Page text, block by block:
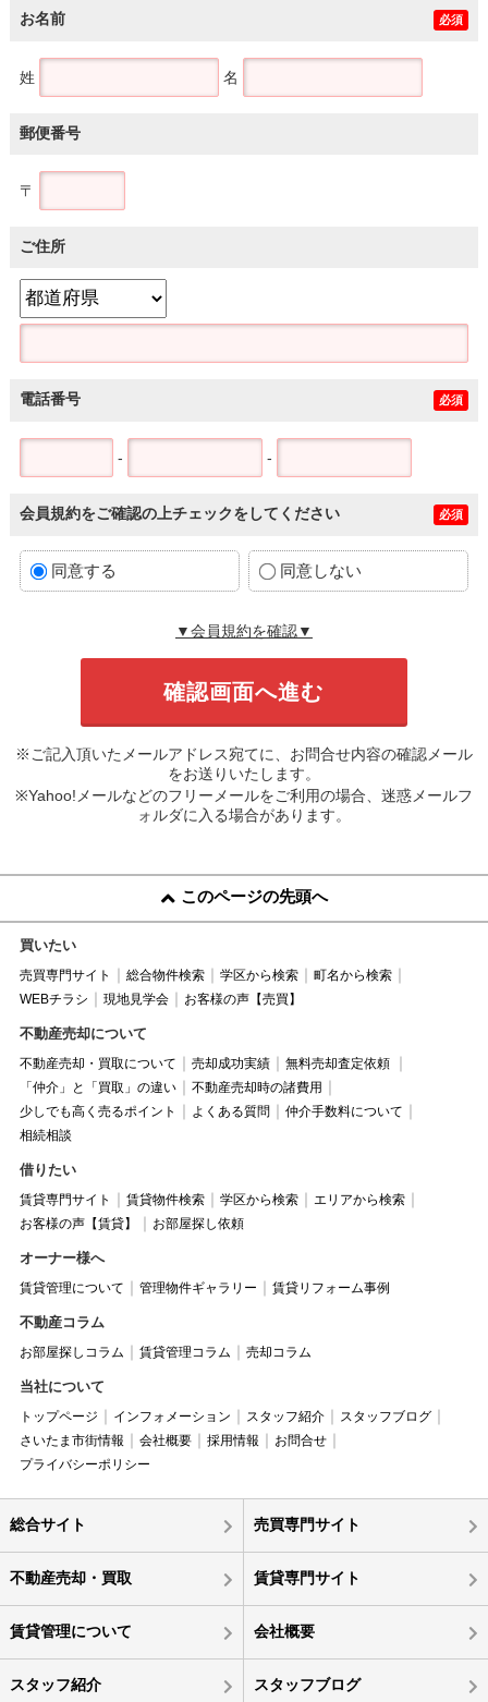
お名前 必須
姓 名
郵便番号
〒
ご住所
電話番号 必須
- -
会員規約をご確認の上チェックをしてください 必須
同意する 同意しない
▼会員規約を確認▼
※ご記入頂いたメールアドレス宛てに、お問合せ内容の確認メール
をお送りいたします。
※Yahoo!メールなどのフリーメールをご利用の場合、迷惑メールフ
ォルダに入る場合があります。
このページの先頭へ
買いたい
売買専門サイト 総合物件検索 学区から検索
町名から検索
WEBチラシ
現地見学会 お客様の声【売買】
不動産売却について
不動産売却・買取について 売却成功実績
無料売却査定依頼
「仲介」と「買取」の違い
不動産売却時の諸費用
少しでも高く売るポイント
よくある質問
仲介手数料について
相続相談
借りたい
賃貸専門サイト 賃貸物件検索 学区から検索
エリアから検索
お客様の声【賃貸】
お部屋探し依頼
オーナー様へ
賃貸管理について 管理物件ギャラリー 賃貸リフォーム事例
不動産コラム
お部屋探しコラム 賃貸管理コラム 売却コラム
当社について
トップページ インフォメーション スタッフ紹介
スタッフブログ
さいたま市街情報
会社概要 採用情報
お問合せ
プライバシーポリシー
総合サイト 売買専門サイト
不動産売却・買取 賃貸専門サイト
賃貸管理について 会社概要
スタッフ紹介 スタッフブログ